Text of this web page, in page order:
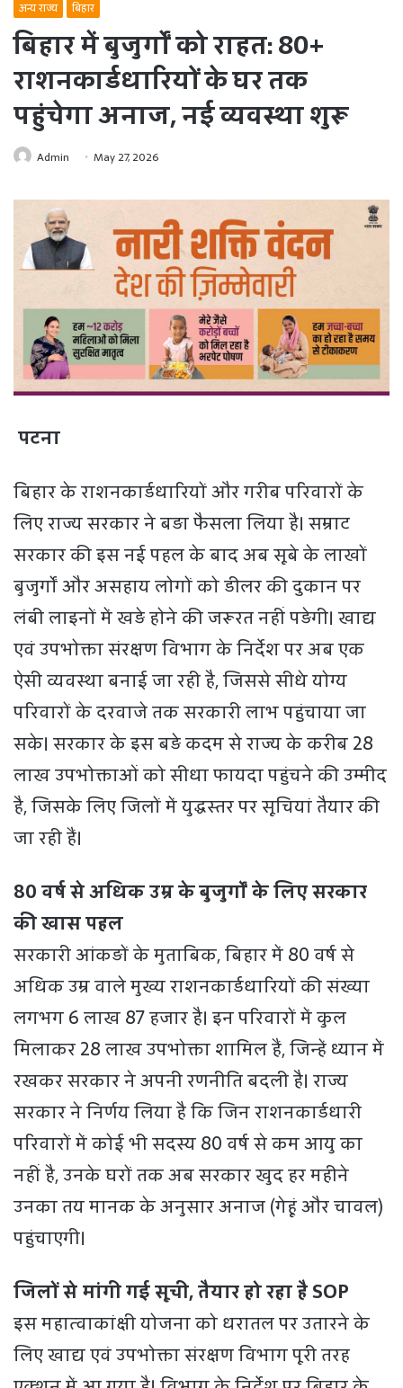
अन्य राज्य बिहार
बिहार में बुजुर्गों को राहत: 80+
राशनकार्डधारियों के घर तक
पहुंचेगा अनाज, नई व्यवस्था शुरू
Admin May 27, 2026
पटना
बिहार के राशनकार्डधारियों और गरीब परिवारों के
लिए राज्य सरकार ने बड़ा फैसला लिया है। सम्राट
सरकार की इस नई पहल के बाद अब सूबे के लाखों
बुजुर्गों और असहाय लोगों को डीलर की दुकान पर
लंबी लाइनों में खड़े होने की जरूरत नहीं पड़ेगी। खाद्य
एवं उपभोक्ता संरक्षण विभाग के निर्देश पर अब एक
ऐसी व्यवस्था बनाई जा रही है, जिससे सीधे योग्य
परिवारों के दरवाजे तक सरकारी लाभ पहुंचाया जा
सके। सरकार के इस बड़े कदम से राज्य के करीब 28
लाख उपभोक्ताओं को सीधा फायदा पहुंचने की उम्मीद
है, जिसके लिए जिलों में युद्धस्तर पर सूचियां तैयार की
जा रही हैं।
80 वर्ष से अधिक उम्र के बुजुर्गों के लिए सरकार
की खास पहल
सरकारी आंकड़ों के मुताबिक, बिहार में 80 वर्ष से
अधिक उम्र वाले मुख्य राशनकार्डधारियों की संख्या
लगभग 6 लाख 87 हजार है। इन परिवारों में कुल
मिलाकर 28 लाख उपभोक्ता शामिल हैं, जिन्हें ध्यान में
रखकर सरकार ने अपनी रणनीति बदली है। राज्य
सरकार ने निर्णय लिया है कि जिन राशनकार्डधारी
परिवारों में कोई भी सदस्य 80 वर्ष से कम आयु का
नहीं है, उनके घरों तक अब सरकार खुद हर महीने
उनका तय मानक के अनुसार अनाज (गेहूं और चावल)
पहुंचाएगी।
जिलों से मांगी गई सूची, तैयार हो रहा है SOP
इस महात्वाकांक्षी योजना को धरातल पर उतारने के
लिए खाद्य एवं उपभोक्ता संरक्षण विभाग पूरी तरह